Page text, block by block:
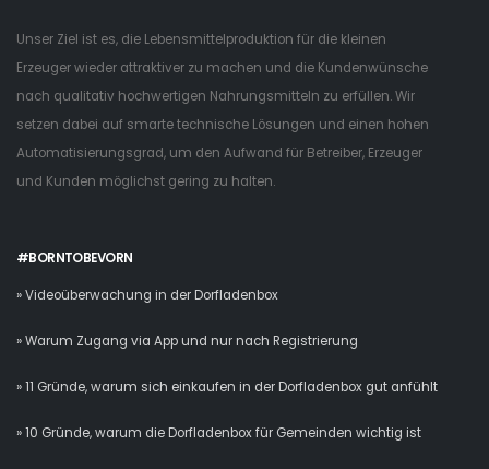
Unser Ziel ist es, die Lebensmittelproduktion für die kleinen
Erzeuger wieder attraktiver zu machen und die Kundenwünsche
nach qualitativ hochwertigen Nahrungsmitteln zu erfüllen. Wir
setzen dabei auf smarte technische Lösungen und einen hohen
Automatisierungsgrad, um den Aufwand für Betreiber, Erzeuger
und Kunden möglichst gering zu halten.
#BORNTOBEVORN
» Videoüberwachung in der Dorfladenbox
» Warum Zugang via App und nur nach Registrierung
» 11 Gründe, warum sich einkaufen in der Dorfladenbox gut anfühlt
» 10 Gründe, warum die Dorfladenbox für Gemeinden wichtig ist